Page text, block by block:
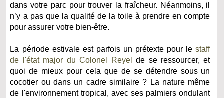
dans votre parc pour trouver la fraîcheur. Néanmoins, il
n’y a pas que la qualité de la toile à prendre en compte
pour assurer votre bien-être.
La période estivale est parfois un prétexte pour lestaff
de l'état major du Colonel Reyel
de se ressourcer, et
quoi de mieux pour cela que de se détendre sous un
cocotier ou dans un cadre similaire ? La nature même
de l'environnement tropical, avec ses palmiers ondulant